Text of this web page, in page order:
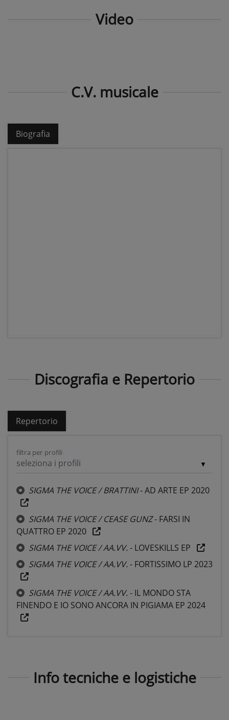
Video
C.V. musicale
Biografia
Discografia e Repertorio
Repertorio
filtra per profili
seleziona i profili
SIGMA THE VOICE / BRATTINI- AD ARTE EP 2020
SIGMA THE VOICE / CEASE GUNZ- FARSI IN
QUATTRO EP 2020
SIGMA THE VOICE / AA.VV. - LOVESKILLS EP
SIGMA THE VOICE / AA.VV. - FORTISSIMO LP 2023
SIGMA THE VOICE / AA.VV. - IL MONDO STA
FINENDO E IO SONO ANCORA IN PIGIAMA EP 2024
Info tecniche e logistiche